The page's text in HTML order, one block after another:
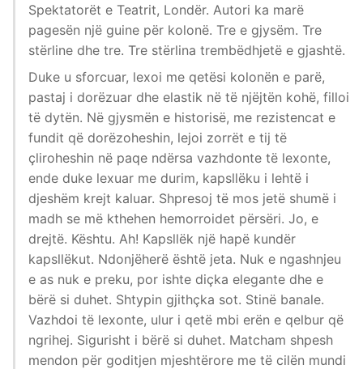
Spektatorët e Teatrit, Londër. Autori ka marë
pagesën një guine për kolonë. Tre e gjysëm. Tre
stërline dhe tre. Tre stërlina trembëdhjetë e gjashtë.
Duke u sforcuar, lexoi me qetësi kolonën e parë,
pastaj i dorëzuar dhe elastik në të njëjtën kohë, filloi
të dytën. Në gjysmën e historisë, me rezistencat e
fundit që dorëzoheshin, lejoi zorrët e tij të
çliroheshin në paqe ndërsa vazhdonte të lexonte,
ende duke lexuar me durim, kapsllëku i lehtë i
djeshëm krejt kaluar. Shpresoj të mos jetë shumë i
madh se më kthehen hemorroidet përsëri. Jo, e
drejtë. Kështu. Ah! Kapsllëk një hapë kundër
kapsllëkut. Ndonjëherë është jeta. Nuk e ngashnjeu
e as nuk e preku, por ishte diçka elegante dhe e
bërë si duhet. Shtypin gjithçka sot. Stinë banale.
Vazhdoi të lexonte, ulur i qetë mbi erën e qelbur që
ngrihej. Sigurisht i bërë si duhet. Matcham shpesh
mendon për goditjen mjeshtërore me të cilën mundi